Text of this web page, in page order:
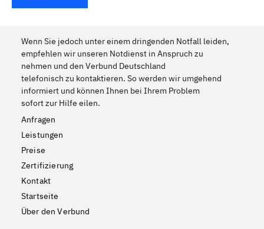
Wenn Sie jedoch unter einem dringenden Notfall leiden,
empfehlen wir unseren Notdienst in Anspruch zu
nehmen und den Verbund Deutschland
telefonisch zu kontaktieren. So werden wir umgehend
informiert und können Ihnen bei Ihrem Problem
sofort zur Hilfe eilen.
Anfragen
Leistungen
Preise
Zertifizierung
Kontakt
Startseite
Über den Verbund